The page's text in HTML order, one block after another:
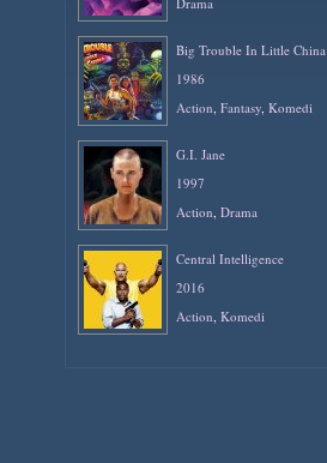
Big Trouble In Little China
1986
Action, Fantasy, Komedi
G.I. Jane
1997
Action, Drama
Central Intelligence
2016
Action, Komedi